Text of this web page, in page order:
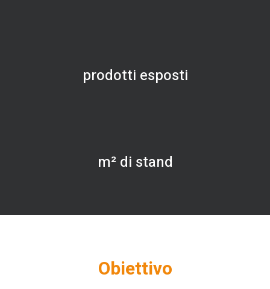
prodotti esposti
m² di stand
Obiettivo